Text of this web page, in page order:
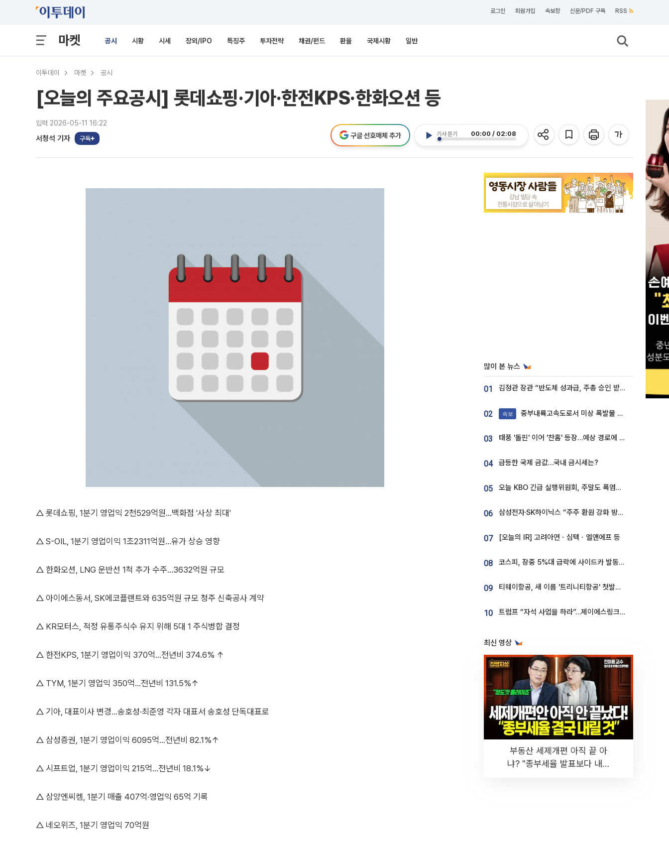
로그인 회원가입 속보창 신문/PDF 구독 RSS
마켓 공시 시황 시세 장외/IPO 특징주 투자전략 채권/펀드 환율 국제시황 일반
이투데이 마켓 공시
[오늘의 주요공시] 롯데쇼핑·기아·한전KPS·한화오션 등
입력 2026-05-11 16:22
서청석 기자 구독
기사 듣기 00:00 / 02:08
구글 선호매체 추가
△ 롯데쇼핑, 1분기 영업익 2천529억원…백화점 '사상 최대'
△ S-OIL, 1분기 영업이익 1조2311억원…유가 상승 영향
△ 한화오션, LNG 운반선 1척 추가 수주…3632억원 규모
△ 아이에스동서, SK에코플랜트와 635억원 규모 청주 신축공사 계약
△ KR모터스, 적정 유통주식수 유지 위해 5대 1 주식병합 결정
△ 한전KPS, 1분기 영업이익 370억…전년비 374.6% ↑
△ TYM, 1분기 영업익 350억…전년비 131.5%↑
△ 기아, 대표이사 변경…송호성·최준영 각자 대표서 송호성 단독대표로
△ 삼성증권, 1분기 영업이익 6095억…전년비 82.1%↑
△ 시프트업, 1분기 영업이익 215억…전년비 18.1%↓
△ 삼양엔씨켐, 1분기 매출 407억·영업익 65억 기록
△ 네오위즈, 1분기 영업익 70억원
많이 본 뉴스
01 김정관 장관 “반도체 성과급, 주총 승인 받도록”…상법·자본시장법 개정 시사
02 속보 중부내륙고속도로서 미상 폭발물 발견
03 태풍 '돌핀' 이어 '찬홈' 등장…예상 경로에 한국 '한숨'
04 급등한 국제 금값…국내 금시세는?
05 오늘 KBO 긴급 실행위원회, 주말도 폭염취소 될까
06 삼성전자·SK하이닉스 “주주 환원 강화 방안 마련”
07 [오늘의 IR] 고려아연ㆍ심텍ㆍ엘앤에프 등
08 코스피, 장중 5%대 급락에 사이드카 발동…삼성·SK 동반 폭락
09 티웨이항공, 새 이름 '트리니티항공' 첫발…SSC 전략 본격화
10 트럼프 “자석 사업을 하라”…제이에스링크, 비중국 영구자석 공급망 구축 속도
최신 영상
부동산 세제개편 아직 끝 아
냐? "종부세율 발표보다 내릴